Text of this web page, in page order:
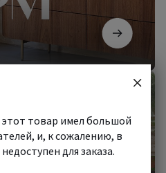
товар имел большой
и, к сожалению, в
для заказа.